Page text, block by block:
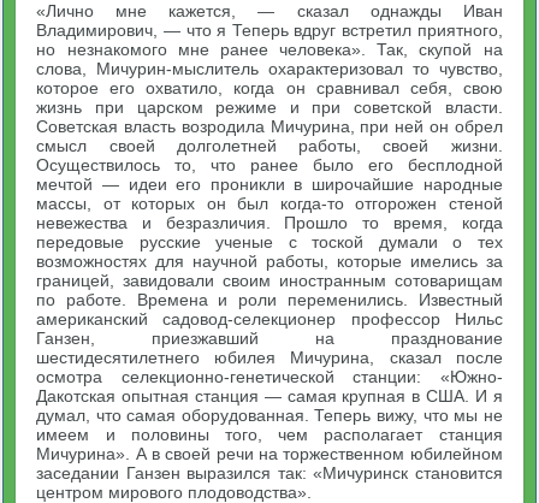
«Лично мне кажется, — сказал однажды Иван
Владимирович, — что я Теперь вдруг встретил приятного,
но незнакомого мне ранее человека». Так, скупой на
слова, Мичурин-мыслитель охарактеризовал то чувство,
которое его охватило, когда он сравнивал себя, свою
жизнь при царском режиме и при советской власти.
Советская власть возродила Мичурина, при ней он обрел
смысл своей долголетней работы, своей жизни.
Осуществилось то, что ранее было его бесплодной
мечтой — идеи его проникли в широчайшие народные
массы, от которых он был когда-то отгорожен стеной
невежества и безразличия. Прошло то время, когда
передовые русские ученые с тоской думали о тех
возможностях для научной работы, которые имелись за
границей, завидовали своим иностранным сотоварищам
по работе. Времена и роли переменились. Известный
американский садовод-селекционер профессор Нильс
Ганзен, приезжавший на празднование
шестидесятилетнего юбилея Мичурина, сказал после
осмотра селекционно-генетической станции: «Южно-
Дакотская опытная станция — самая крупная в США. И я
думал, что самая оборудованная. Теперь вижу, что мы не
имеем и половины того, чем располагает станция
Мичурина». А в своей речи на торжественном юбилейном
заседании Ганзен выразился так: «Мичуринск становится
центром мирового плодоводства».